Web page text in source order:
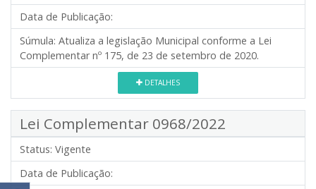
Data de Publicação:
Súmula: Atualiza a legislação Municipal conforme a Lei
Complementar nº 175, de 23 de setembro de 2020.
DETALHES
Lei Complementar 0968/2022
Status: Vigente
Data de Publicação: